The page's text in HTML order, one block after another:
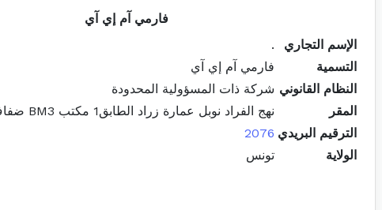
فارمي آم إي آي
الإسم التجاري
.
التسمية
فارمي آم إي آي
النظام القانوني شركة ذات المسؤولية المحدودة
المقر
نهج الفراد نوبل عمارة زراد الطابق1 مكتب BM3 ضفاف البحيرة3 المرسى
الترقيم البريدي 2076
الولاية
تونس